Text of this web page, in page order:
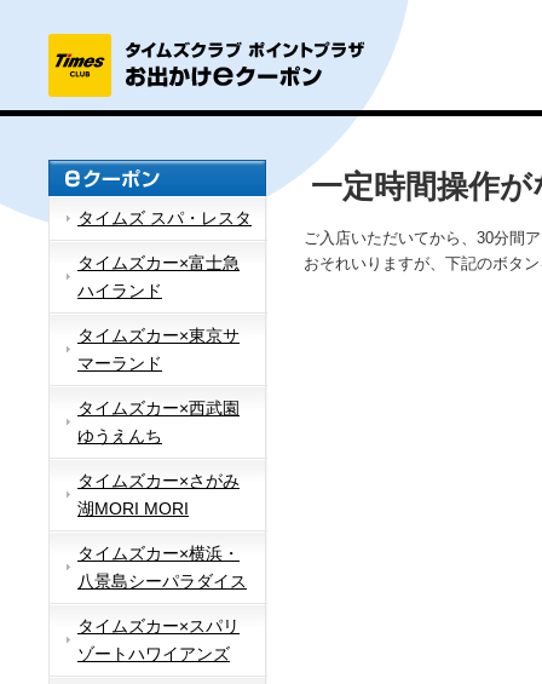
タイムズ スパ・レスタ
タイムズカー×富士急
ハイランド
タイムズカー×東京サ
マーランド
タイムズカー×西武園
ゆうえんち
タイムズカー×さがみ
湖MORI MORI
タイムズカー×横浜・
八景島シーパラダイス
タイムズカー×スパリ
ゾートハワイアンズ
一定時間操作
ご入店いただいてから、30分間
おそれいりますが、下記のボタ